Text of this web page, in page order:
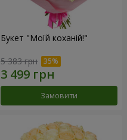
Букет "Моїй коханій!"
5 383 грн
Замовити